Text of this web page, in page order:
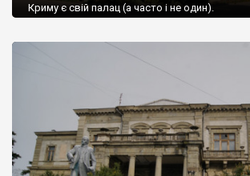
Криму є свій палац (а часто і не один).